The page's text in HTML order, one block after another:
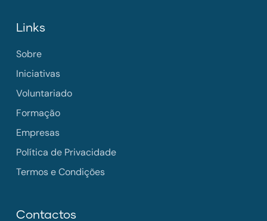
Links
Sobre
Iniciativas
Voluntariado
Formação
Empresas
Política de Privacidade
Termos e Condições
Contactos